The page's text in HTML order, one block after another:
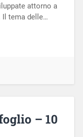
attorno a
Il tema delle…
– 10